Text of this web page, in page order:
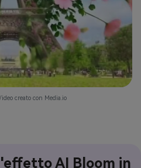
creato con Media.io
AI Bloom in